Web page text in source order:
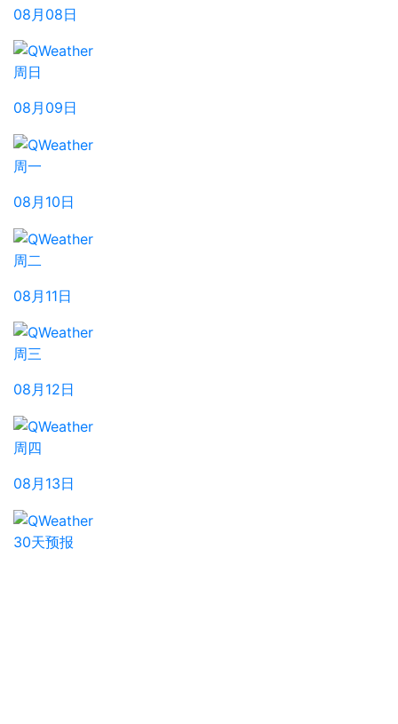
08月08日
周日
08月09日
周一
08月10日
周二
08月11日
周三
08月12日
周四
08月13日
30天预报